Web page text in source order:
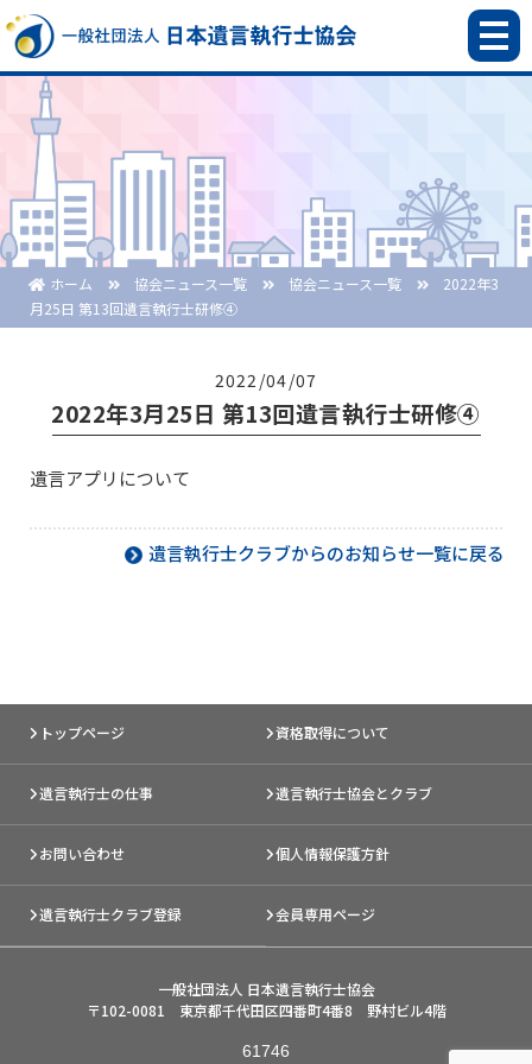
ホーム 協会ニュース一覧 協会ニュース一覧
2022年3
月25日 第13回遺言執行士研修④
2022/04/07
2022年3月25日 第13回遺言執行士研修④
遺言アプリについて
遺言執行士クラブからのお知らせ一覧に戻る
トップページ 資格取得について
遺言執行士の仕事 遺言執行士協会とクラブ
お問い合わせ 個人情報保護方針
遺言執行士クラブ登録 会員専用ページ
一般社団法人 日本遺言執行士協会
〒102-0081 東京都千代田区四番町4番8 野村ビル4階